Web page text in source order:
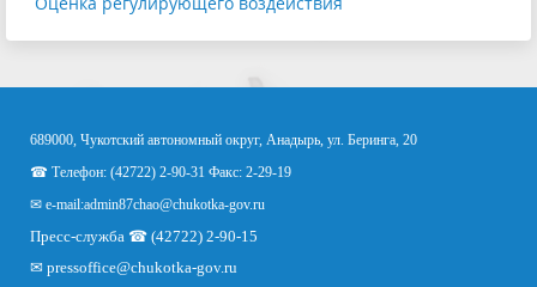
689000, Чукотский автономный округ, Анадырь, ул. Беринга, 20
☎ Телефон: (42722) 2-90-31 Факс: 2-29-19
✉ e-mail:admin87chao@chukotka-gov.ru
Пресс-служба ☎ (42722) 2-90-15
✉ pressoffice@chukotka-gov.ru